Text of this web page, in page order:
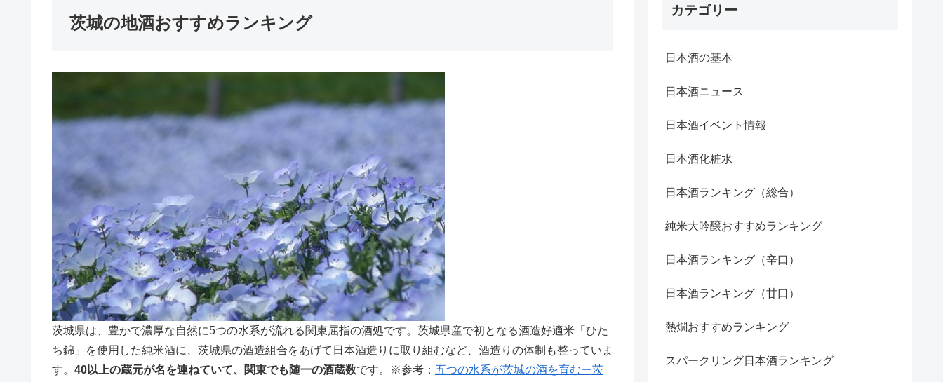
茨城の地酒おすすめランキング
茨城県は、豊かで濃厚な自然に5つの水系が流れる関東屈指の酒処です。茨城県産で初となる酒造好適米「ひた
ち錦」を使用した純米酒に、茨城県の酒造組合をあげて日本酒造りに取り組むなど、酒造りの体制も整っていま
す。 40以上の蔵元が名を連ねていて、関東でも随一の酒蔵数です。※参考： 五つの水系が茨城の酒を育むー茨
カテゴリー
日本酒の基本
日本酒ニュース
日本酒イベント情報
日本酒化粧水
日本酒ランキング（総合）
純米大吟醸おすすめランキング
日本酒ランキング（辛口）
日本酒ランキング（甘口）
熱燗おすすめランキング
スパークリング日本酒ランキング